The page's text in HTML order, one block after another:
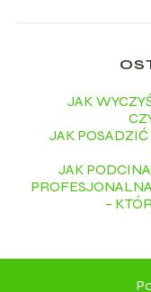
JAK
JAK
JAK
–